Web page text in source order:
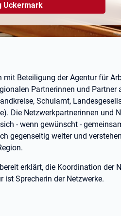
Uckermark
mit Beteiligung der Agentur für
Partnerinnen und Partner
Schulamt,
Die Netzwerkpartnerinnen und
- wenn gewünscht -
gegenseitig weiter und
erklärt, die Koordination der
ist Sprecherin der Netzwerke.